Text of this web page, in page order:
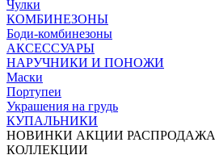
Чулки
КОМБИНЕЗОНЫ
Боди-комбинезоны
АКСЕССУАРЫ
НАРУЧНИКИ И ПОНОЖИ
Маски
Портупеи
Украшения на грудь
КУПАЛЬНИКИ
НОВИНКИ АКЦИИ РАСПРОДАЖА
КОЛЛЕКЦИИ